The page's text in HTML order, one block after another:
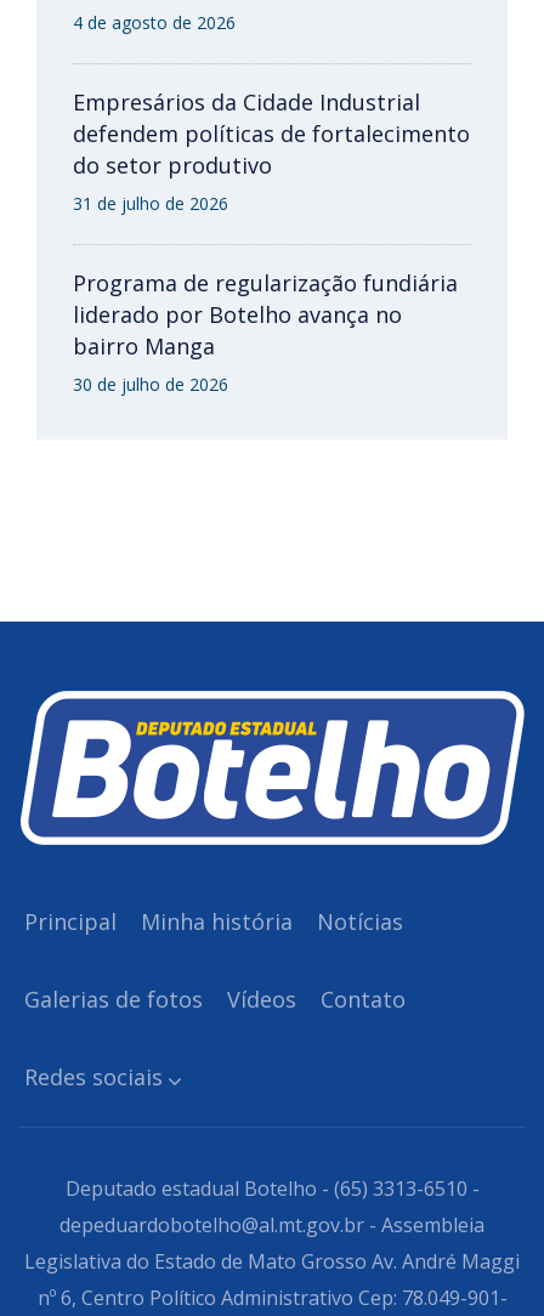
4 de agosto de 2026
Empresários da Cidade Industrial
defendem políticas de fortalecimento
do setor produtivo
31 de julho de 2026
Programa de regularização fundiária
liderado por Botelho avança no
bairro Manga
30 de julho de 2026
Principal Minha história Notícias
Galerias de fotos Vídeos Contato
Redes sociais
Deputado estadual Botelho - (65) 3313-6510 -
depeduardobotelho@al.mt.gov.br - Assembleia
Legislativa do Estado de Mato Grosso Av. André Maggi
nº 6, Centro Político Administrativo Cep: 78.049-901-